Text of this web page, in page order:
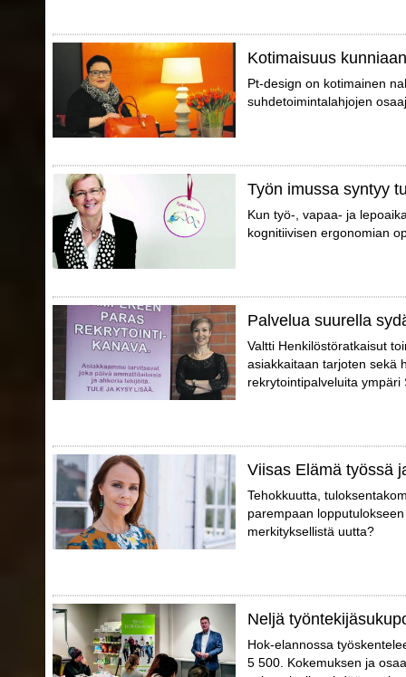
Kotimaisuus kunniaan
Pt-design on kotimainen
suhdetoimintalahjojen
Työn imussa syntyy
Kun työ-, vapaa- ja
kognitiivisen ergonomian
Palvelua suurella
Valtti Henkilöstöratkaisut
asiakkaitaan tarjoten sekä
rekrytointipalveluita ympäri
Viisas Elämä työssä
Tehokkuutta,
parempaan
merkityksellistä uutta?
Neljä
Hok-elannossa
5 500. Kokemuksen ja